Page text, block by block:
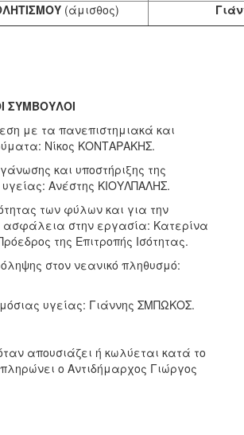
(άμισθος)
ΣΥΜΒΟΥΛΟΙ
με τα πανεπιστημιακά και
Νίκος ΚΟΝΤΑΡΑΚΗΣ.
και υποστήριξης της
Ανέστης ΚΙΟΥΛΠΑΛΗΣ.
των φύλων και για την
ασφάλεια στην εργασία: Κατερίνα
της Επιτροπής Ισότητας.
στον νεανικό πληθυσμό:
υγείας: Γιάννης ΣΜΠΩΚΟΣ.
απουσιάζει ή κωλύεται κατά το
ο Αντιδήμαρχος Γιώργος